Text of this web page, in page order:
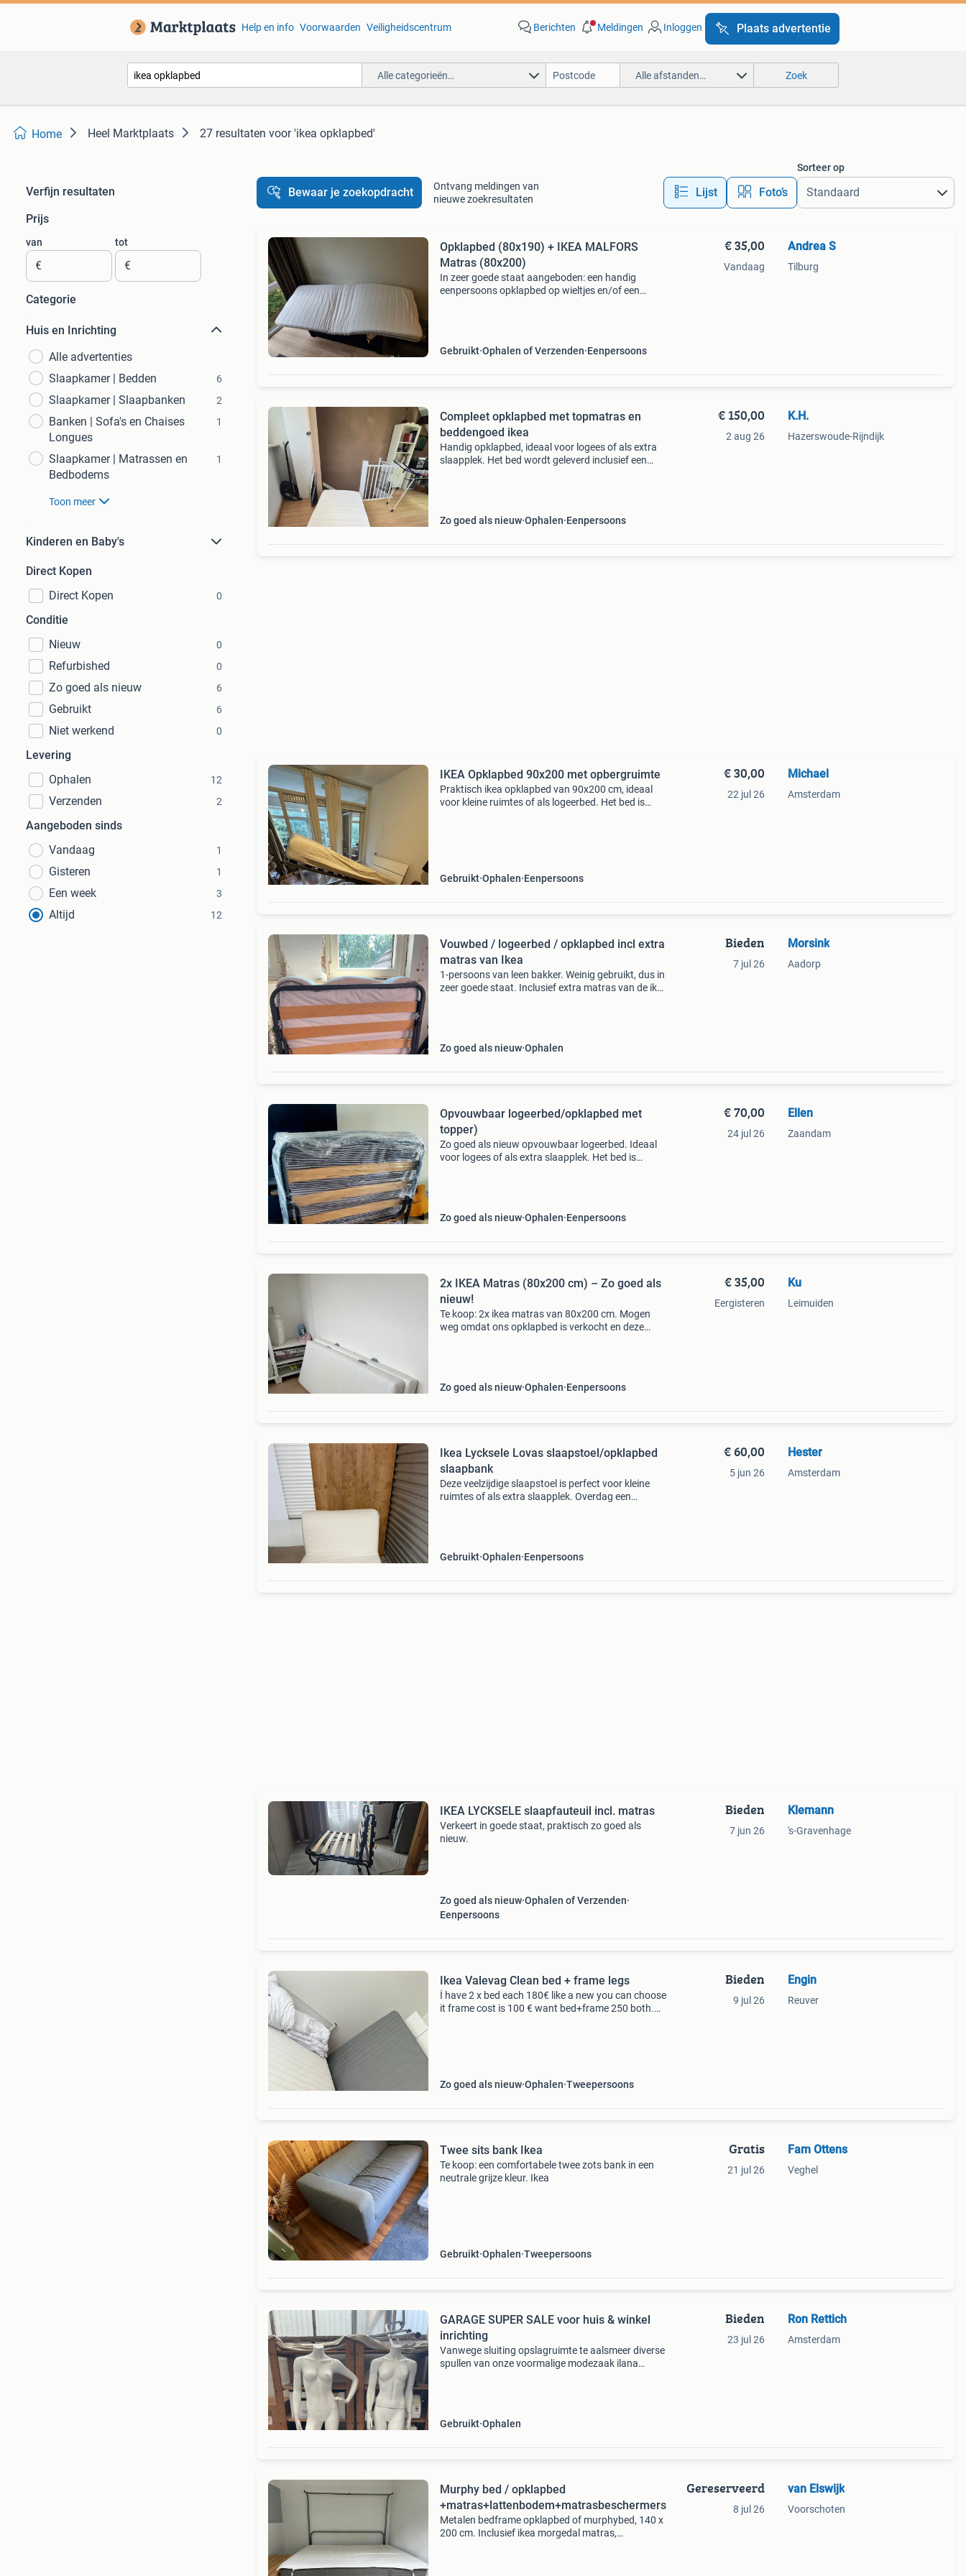
Help en info Voorwaarden Veiligheidscentrum Berichten Meldingen Inloggen Plaats advertentie
Alle categorieën… Alle afstanden… Zoek
Home Heel Marktplaats 27 resultaten voor 'ikea opklapbed'
Verfijn resultaten
Prijs
van
€
tot
€
Categorie
Huis en Inrichting
Alle advertenties
Slaapkamer | Bedden
6
Slaapkamer | Slaapbanken 2
Banken | Sofa's en Chaises
Longues
1
Slaapkamer | Matrassen en
Bedbodems
1
Toon meer
Kinderen en Baby's
Direct Kopen
Direct Kopen
0
Conditie
Nieuw
0
Refurbished 0
Zo goed als nieuw 6
Gebruikt 6
Niet werkend 0
Levering
Ophalen
12
Verzenden 2
Aangeboden sinds
Vandaag
1
Gisteren 1
Een week 3
Altijd 12
Bewaar je zoekopdracht
Ontvang meldingen van
nieuwe zoekresultaten
Lijst Foto’s
Sorteer op
Opklapbed (80x190) + IKEA MALFORS
Matras (80x200)
In zeer goede staat aangeboden: een handig
eenpersoons opklapbed op wieltjes en/of een
Gebruikt Ophalen of Verzenden Eenpersoons
€ 35,00
Vandaag
Andrea S
Tilburg
Compleet opklapbed met topmatras en
beddengoed ikea
Handig opklapbed, ideaal voor logees of als extra
slaapplek. Het bed wordt geleverd inclusief een
Zo goed als nieuw Ophalen Eenpersoons
€ 150,00
2 aug 26
K.H.
Hazerswoude-Rijndijk
IKEA Opklapbed 90x200 met opbergruimte
Praktisch ikea opklapbed van 90x200 cm, ideaal
voor kleine ruimtes of als logeerbed. Het bed is
Gebruikt Ophalen Eenpersoons
€ 30,00
22 jul 26
Michael
Amsterdam
Vouwbed / logeerbed / opklapbed incl extra
matras van Ikea
1-persoons van leen bakker. Weinig gebruikt, dus in
zeer goede staat. Inclusief extra matras van de ikea
Zo goed als nieuw Ophalen
Bieden
7 jul 26
Morsink
Aadorp
Opvouwbaar logeerbed/opklapbed met
topper)
Zo goed als nieuw opvouwbaar logeerbed. Ideaal
voor logees of als extra slaapplek. Het bed is
Zo goed als nieuw Ophalen Eenpersoons
€ 70,00
24 jul 26
Ellen
Zaandam
2x IKEA Matras (80x200 cm) – Zo goed als
nieuw!
Te koop: 2x ikea matras van 80x200 cm. Mogen
weg omdat ons opklapbed is verkocht en deze
Zo goed als nieuw Ophalen Eenpersoons
€ 35,00
Eergisteren
Ku
Leimuiden
Ikea Lycksele Lovas slaapstoel/opklapbed
slaapbank
Deze veelzijdige slaapstoel is perfect voor kleine
ruimtes of als extra slaapplek. Overdag een
Gebruikt Ophalen Eenpersoons
€ 60,00
5 jun 26
Hester
Amsterdam
IKEA LYCKSELE slaapfauteuil incl. matras
Verkeert in goede staat, praktisch zo goed als
nieuw.
Zo goed als nieuw Ophalen of Verzenden
Eenpersoons
Bieden
7 jun 26
Klemann
's-Gravenhage
Ikea Valevag Clean bed + frame legs
İ have 2 x bed each 180€ like a new you can choose
it frame cost is 100 € want bed+frame 250 both.
Zo goed als nieuw Ophalen Tweepersoons
Bieden
9 jul 26
Engin
Reuver
Twee sits bank Ikea
Te koop: een comfortabele twee zots bank in een
neutrale grijze kleur. Ikea
Gebruikt Ophalen Tweepersoons
Gratis
21 jul 26
Fam Ottens
Veghel
GARAGE SUPER SALE voor huis & winkel
inrichting
Vanwege sluiting opslagruimte te aalsmeer diverse
spullen van onze voormalige modezaak ilana
Gebruikt Ophalen
Bieden
23 jul 26
Ron Rettich
Amsterdam
Murphy bed / opklapbed
+matras+lattenbodem+matrasbeschermers
Metalen bedframe opklapbed of murphybed, 140 x
200 cm. Inclusief ikea morgedal matras,
Gereserveerd
8 jul 26
van Elswijk
Voorschoten